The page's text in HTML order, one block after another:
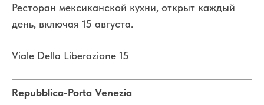
Ресторан мексиканской кухни, открыт каждый
день, включая 15 августа.
Viale Della Liberazione 15
Repubblica-Porta Venezia